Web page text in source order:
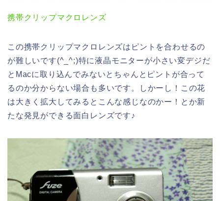
携帯クリップマクロレンズ
この携帯クリップマクロレンズはピントを合わせるの
が難しいです(^_^;)特に液晶モニターが小さい変デジだ
とMacに取り込んでみないとちゃんとピントが合って
るのか分からない場合も多いです。しかーし！この花
は大きく拡大してみるとこんな感じなのかー！とか新
たな発見ができる面白レンズです♪